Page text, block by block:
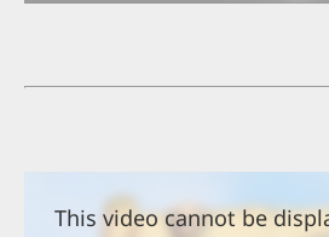
This video cannot be